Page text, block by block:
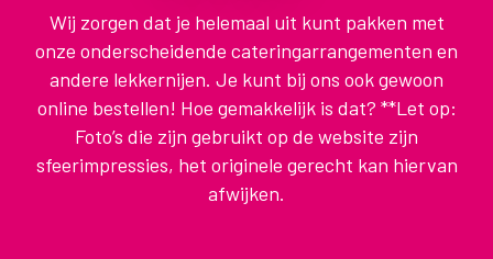
Wij zorgen dat je helemaal uit kunt pakken met
onze onderscheidende cateringarrangementen en
andere lekkernijen. Je kunt bij ons ook gewoon
online bestellen! Hoe gemakkelijk is dat? **Let op:
Foto’s die zijn gebruikt op de website zijn
sfeerimpressies, het originele gerecht kan hiervan
afwijken.